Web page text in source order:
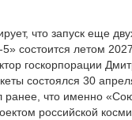
что запуск еще
состоится летом
госкорпорации
состоялся 30
ранее, что именно
российской